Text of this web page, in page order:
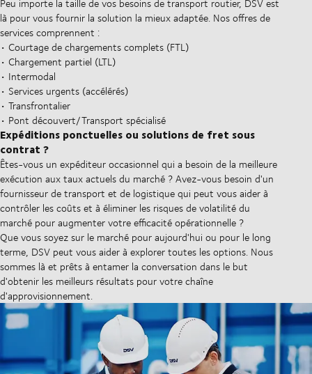
Peu importe la taille de vos besoins de transport routier, DSV est
là pour vous fournir la solution la mieux adaptée. Nos offres de
services comprennent :
• Courtage de chargements complets (FTL)
• Chargement partiel (LTL)
• Intermodal
• Services urgents (accélérés)
• Transfrontalier
• Pont découvert/Transport spécialisé
Expéditions ponctuelles ou solutions de fret sous
contrat ?
Êtes-vous un expéditeur occasionnel qui a besoin de la meilleure
exécution aux taux actuels du marché ? Avez-vous besoin d'un
fournisseur de transport et de logistique qui peut vous aider à
contrôler les coûts et à éliminer les risques de volatilité du
marché pour augmenter votre efficacité opérationnelle ?
Que vous soyez sur le marché pour aujourd'hui ou pour le long
terme, DSV peut vous aider à explorer toutes les options. Nous
sommes là et prêts à entamer la conversation dans le but
d'obtenir les meilleurs résultats pour votre chaîne
d'approvisionnement.